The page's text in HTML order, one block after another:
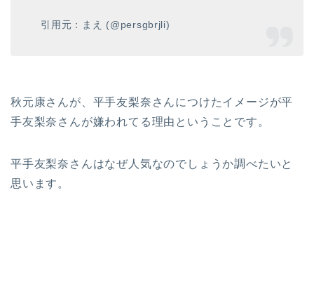
引用元：まえ (@persgbrjli)
秋元康さんが、平手友梨奈さんにつけたイメージが平
手友梨奈さんが嫌われてる理由ということです。
平手友梨奈さんはなぜ人気なのでしょうか調べたいと
思います。